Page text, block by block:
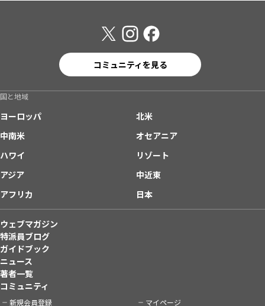
コミュニティを見る
国と地域
ヨーロッパ
北米
中南米
オセアニア
ハワイ
リゾート
アジア
中近東
アフリカ
日本
ウェブマガジン
特派員ブログ
ガイドブック
ニュース
著者一覧
コミュニティ
新規会員登録 マイページ